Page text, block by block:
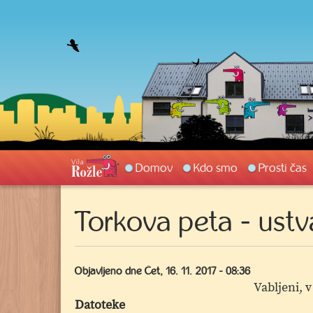
Main
navigation
Domov Kdo smo Prosti čas
Torkova peta -
Objavljeno dne Čet, 16. 11. 2017 - 08:36
Vabljeni,
Datoteke